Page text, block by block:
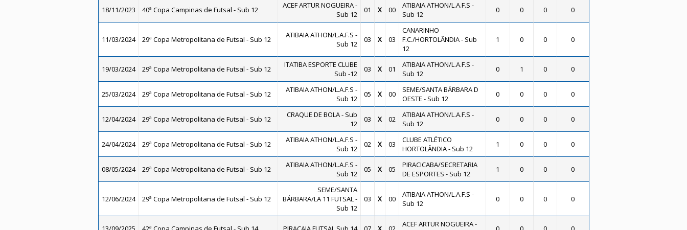
18/11/2023 40ª Copa Campinas de Futsal - Sub 12
ACEF ARTUR NOGUEIRA -
Sub 12
01 X 00
ATIBAIA ATHON/L.A.F.S -
Sub 12
0 0 0 0
11/03/2024 29ª Copa Metropolitana de Futsal - Sub 12
ATIBAIA ATHON/L.A.F.S -
Sub 12
03 X 03
CANARINHO
F.C./HORTOLÂNDIA - Sub
12
1 0 0 0
19/03/2024 29ª Copa Metropolitana de Futsal - Sub 12
ITATIBA ESPORTE CLUBE
Sub -12
03 X 01
ATIBAIA ATHON/L.A.F.S -
Sub 12
0 1 0 0
25/03/2024 29ª Copa Metropolitana de Futsal - Sub 12
ATIBAIA ATHON/L.A.F.S -
Sub 12
05 X 00
SEME/SANTA BÁRBARA D
OESTE - Sub 12
0 0 0 0
12/04/2024 29ª Copa Metropolitana de Futsal - Sub 12
CRAQUE DE BOLA - Sub
12
03 X 02
ATIBAIA ATHON/L.A.F.S -
Sub 12
0 0 0 0
24/04/2024 29ª Copa Metropolitana de Futsal - Sub 12
ATIBAIA ATHON/L.A.F.S -
Sub 12
02 X 03
CLUBE ATLÉTICO
HORTOLÂNDIA - Sub 12
1 0 0 0
08/05/2024 29ª Copa Metropolitana de Futsal - Sub 12
ATIBAIA ATHON/L.A.F.S -
Sub 12
05 X 05
PIRACICABA/SECRETARIA
DE ESPORTES - Sub 12
1 0 0 0
12/06/2024 29ª Copa Metropolitana de Futsal - Sub 12
SEME/SANTA
BÁRBARA/LA 11 FUTSAL -
Sub 12
03 X 00
ATIBAIA ATHON/L.A.F.S -
Sub 12
0 0 0 0
ACEF ARTUR NOGUEIRA -